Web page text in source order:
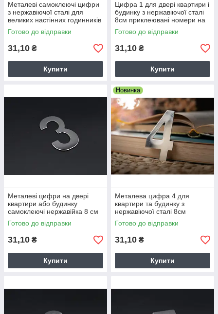
Металеві самоклеючі цифри
з нержавіючої сталі для
великих настінних годинників
8см 0 нуль
Готово до відправки
31,10 ₴
Купити
Цифра 1 для двері квартири і
будинку з нержавіючої сталі
8см приклеювані номери на
двері
Готово до відправки
31,10 ₴
Купити
Металеві цифри на двері
квартири або будинку
самоклеючі нержавійка 8 см
цифра 3
Готово до відправки
31,10 ₴
Купити
Новинка
Металева цифра 4 для
квартири та будинку з
нержавіючої сталі 8см
номерки на двері
Готово до відправки
31,10 ₴
Купити